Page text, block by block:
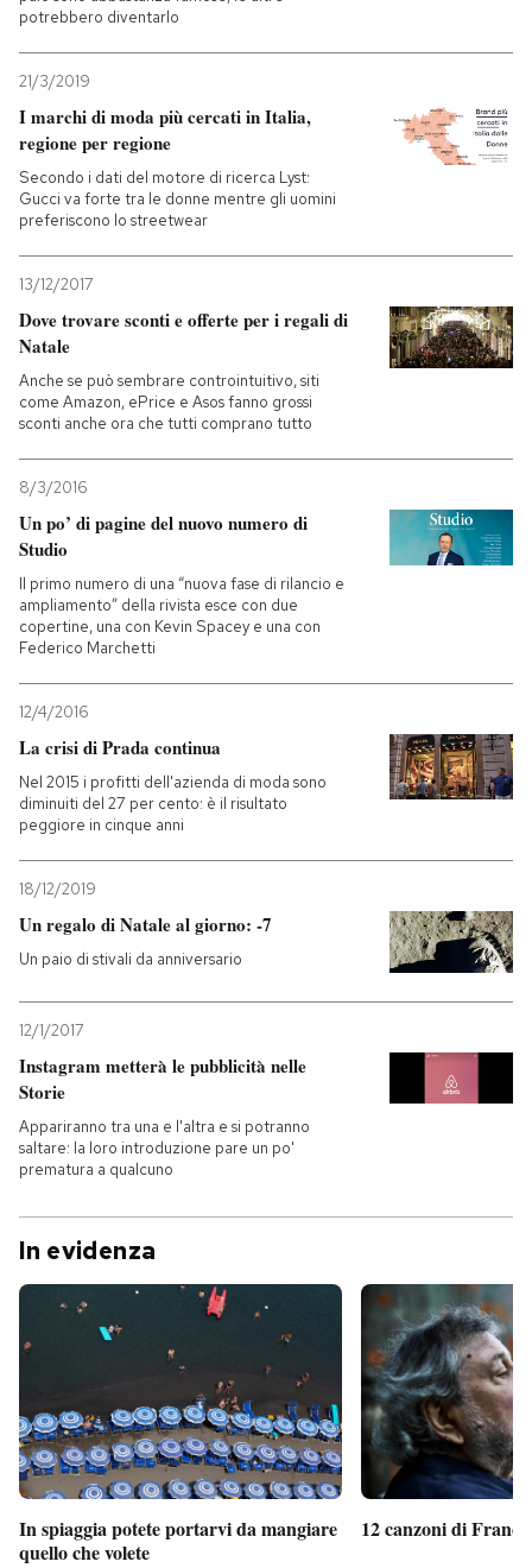
potrebbero diventarlo
21/3/2019
I marchi di moda più cercati in Italia,
regione per regione
Secondo i dati del motore di ricerca Lyst:
Gucci va forte tra le donne mentre gli uomini
preferiscono lo streetwear
13/12/2017
Dove trovare sconti e offerte per i regali di
Natale
Anche se può sembrare controintuitivo, siti
come Amazon, ePrice e Asos fanno grossi
sconti anche ora che tutti comprano tutto
8/3/2016
Un po’ di pagine del nuovo numero di
Studio
Il primo numero di una “nuova fase di rilancio e
ampliamento” della rivista esce con due
copertine, una con Kevin Spacey e una con
Federico Marchetti
12/4/2016
La crisi di Prada continua
Nel 2015 i profitti dell'azienda di moda sono
diminuiti del 27 per cento: è il risultato
peggiore in cinque anni
18/12/2019
Un regalo di Natale al giorno: -7
Un paio di stivali da anniversario
12/1/2017
Instagram metterà le pubblicità nelle
Storie
Appariranno tra una e l'altra e si potranno
saltare: la loro introduzione pare un po'
prematura a qualcuno
In evidenza
In spiaggia potete portarvi da mangiare
quello che volete
12 canzoni di